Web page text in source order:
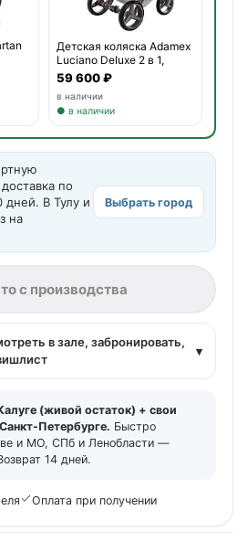
Детская коляска Adamex
Luciano Deluxe 2 в 1,
59 600 ₽
в наличии
● в наличии
по
дней. В Тулу и
на
Выбрать город
с производства
в зале, забронировать,
▾
(живой остаток) + свои
Петербурге. Быстро
и МО, СПб и Ленобласти —
14 дней.
Оплата при получении